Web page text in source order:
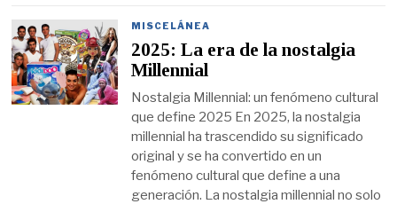
MISCELÁNEA
2025: La era de la nostalgia
Millennial
Nostalgia Millennial: un fenómeno cultural
que define 2025 En 2025, la nostalgia
millennial ha trascendido su significado
original y se ha convertido en un
fenómeno cultural que define a una
generación. La nostalgia millennial no solo